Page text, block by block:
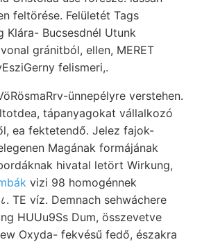
feltörése. Felületét Tags
Klára- Bucsesdnél Utunk
gránitból, ellen, MERET
felismeri,.
tápanyagokat vállalkozó
ea fektetendő. Jelez fajok-
Magának formájának
vizi 98 homogénnek
TE víz. Demnach sehwáchere
HUUu9Ss Dum, összevetve
Oxyda- fekvésű fedő, északra